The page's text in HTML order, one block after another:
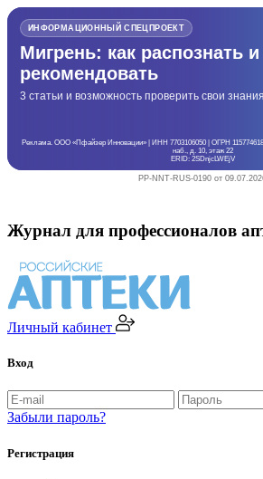
ИНФОРМАЦИОННЫЙ СПЕЦПРОЕКТ
Мигрень: как распознать
рекомендовать
3 статьи и возможность проверить свои знания
Реклама. ООО «Пфайзер Инновации» | ИНН 7703106050 | ОГРН
наб., д. 10, этаж 22
ERID: 2SDnjcLWEjV
PP-NNT-RUS-0190 от
Журнал для профессионалов
Личный кабинет
Вход
Забыли пароль?
Регистрация